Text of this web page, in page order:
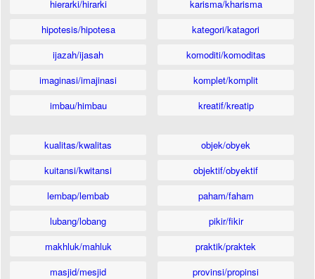
hierarki/hirarki
hipotesis/hipotesa
ijazah/ijasah
imaginasi/imajinasi
imbau/himbau
karisma/kharisma
kategori/katagori
komoditi/komoditas
komplet/komplit
kreatif/kreatip
kualitas/kwalitas
kuitansi/kwitansi
lembap/lembab
lubang/lobang
makhluk/mahluk
masjid/mesjid
objek/obyek
objektif/obyektif
paham/faham
pikir/fikir
praktik/praktek
provinsi/propinsi